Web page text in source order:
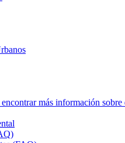
encontrar más información